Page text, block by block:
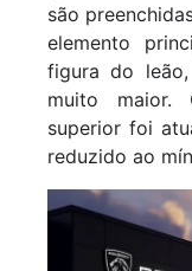
são
elemento
figura do
muito maior.
superior foi
reduzido ao